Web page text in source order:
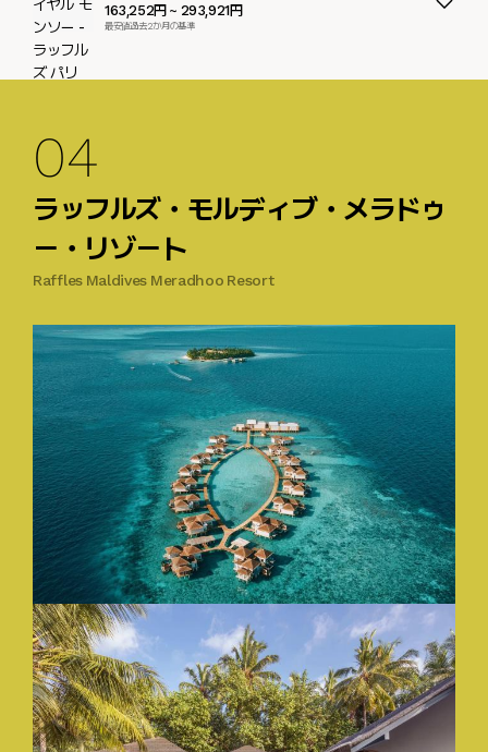
163,252円 ~ 293,921円
最安値過去2か月の基準
04
ラッフルズ・モルディブ・メラドゥ
ー・リゾート
Raffles Maldives Meradhoo Resort